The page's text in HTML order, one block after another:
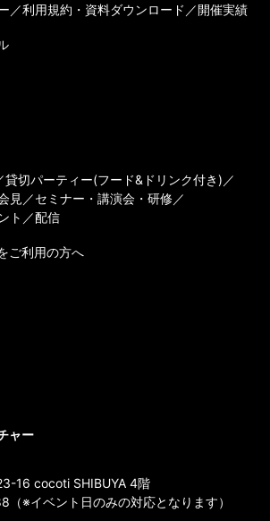
利用規約・資料ダウンロード 開催実績
貸切パーティー(フード&ドリンク付き)
見
セミナー・講演会・研修
ト
配信
ご利用の方へ
ャー
16 cocoti SHIBUYA 4階
（※イベント日のみの対応となります）